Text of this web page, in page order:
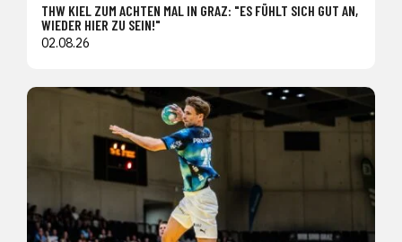
THW KIEL ZUM ACHTEN MAL IN GRAZ: "ES FÜHLT SICH GUT AN,
WIEDER HIER ZU SEIN!"
02.08.26